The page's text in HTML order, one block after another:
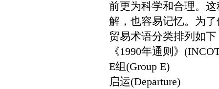
前更为科学和合理。
解，也容易记忆。为
贸易术语分类排列如下
《1990年通则》
E组(Group E)
启运(Departure)